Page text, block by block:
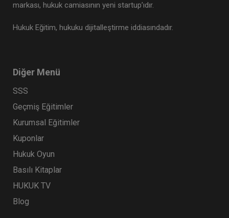
markası, hukuk camiasının yeni startup’ıdır.
Hukuk Eğitim, hukuku dijitalleştirme iddiasındadır.
Diğer Menü
SSS
Geçmiş Eğitimler
Kurumsal Eğitimler
Kuponlar
Hukuk Oyun
Basılı Kitaplar
HUKUK TV
Blog